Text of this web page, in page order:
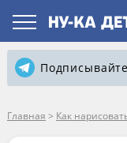
Главная > Как